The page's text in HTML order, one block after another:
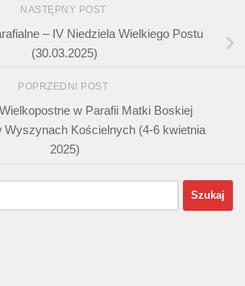
NASTĘPNY POST
– IV Niedziela Wielkiego Postu
(30.03.2025)
POPRZEDNI POST
w Parafii Matki Boskiej
Wyszynach Kościelnych (4-6 kwietnia
2025)